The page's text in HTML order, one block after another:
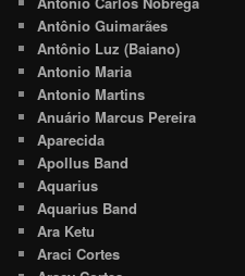
Antônio Guimarães
Antônio Luz (Baiano)
Antonio Maria
Antonio Martins
Anuário Marcus Pereira
Aparecida
Apollus Band
Aquarius
Aquarius Band
Ara Ketu
Araci Cortes